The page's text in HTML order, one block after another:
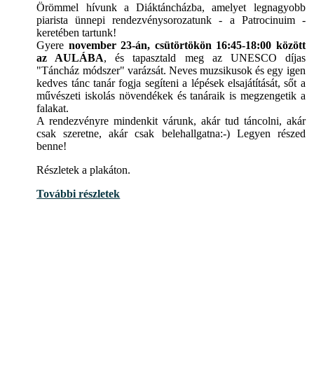
Örömmel hívunk a Diáktáncházba, amelyet legnagyobb
piarista ünnepi rendezvénysorozatunk - a Patrocinuim -
keretében tartunk!
Gyere november 23-án, csütörtökön 16:45-18:00 között
az AULÁBA, és tapasztald meg az UNESCO díjas
"Táncház módszer" varázsát. Neves muzsikusok és egy igen
kedves tánc tanár fogja segíteni a lépések elsajátítását, sőt a
művészeti iskolás növendékek és tanáraik is megzengetik a
falakat.
A rendezvényre mindenkit várunk, akár tud táncolni, akár
csak szeretne, akár csak belehallgatna:-) Legyen részed
benne!
Részletek a plakáton.
További részletek